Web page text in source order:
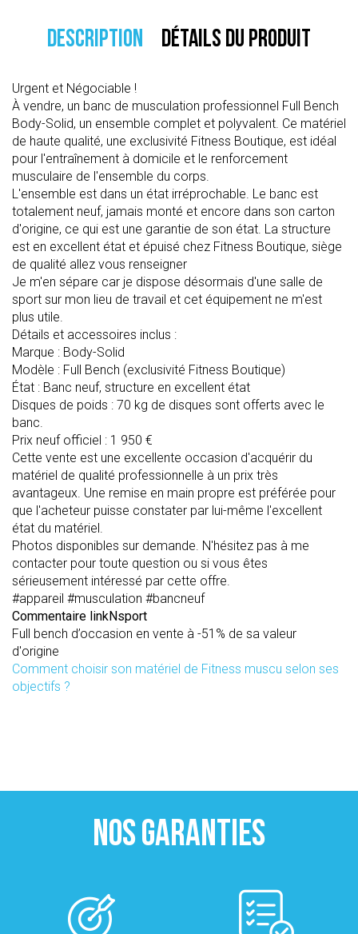
DESCRIPTION DÉTAILS DU PRODUIT
Urgent et Négociable !
À vendre, un banc de musculation professionnel Full Bench
Body-Solid, un ensemble complet et polyvalent. Ce matériel
de haute qualité, une exclusivité Fitness Boutique, est idéal
pour l'entraînement à domicile et le renforcement
musculaire de l'ensemble du corps.
L'ensemble est dans un état irréprochable. Le banc est
totalement neuf, jamais monté et encore dans son carton
d'origine, ce qui est une garantie de son état. La structure
est en excellent état et épuisé chez Fitness Boutique, siège
de qualité allez vous renseigner
Je m'en sépare car je dispose désormais d'une salle de
sport sur mon lieu de travail et cet équipement ne m'est
plus utile.
Détails et accessoires inclus :
Marque : Body-Solid
Modèle : Full Bench (exclusivité Fitness Boutique)
État : Banc neuf, structure en excellent état
Disques de poids : 70 kg de disques sont offerts avec le
banc.
Prix neuf officiel : 1 950 €
Cette vente est une excellente occasion d'acquérir du
matériel de qualité professionnelle à un prix très
avantageux. Une remise en main propre est préférée pour
que l'acheteur puisse constater par lui-même l'excellent
état du matériel.
Photos disponibles sur demande. N'hésitez pas à me
contacter pour toute question ou si vous êtes
sérieusement intéressé par cette offre.
#appareil #musculation #bancneuf
Commentaire linkNsport
Full bench d’occasion en vente à -51% de sa valeur
d'origine
Comment choisir son matériel de Fitness muscu selon ses
objectifs ?
NOS GARANTIES